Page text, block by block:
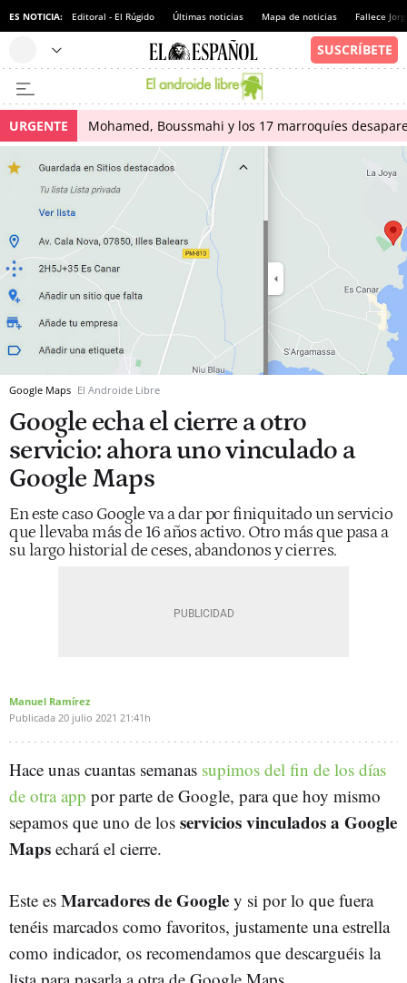
ES NOTICIA: Editoral - El Rúgido Últimas noticias Mapa de noticias Fallece
URGENTE Mohamed, Boussmahi y los 17 marroquíes
Google Maps El Androide Libre
Google echa el cierre a otro
servicio: ahora uno vinculado a
Google Maps
En este caso Google va a dar por finiquitado un servicio
que llevaba más de 16 años activo. Otro más que pasa a
su largo historial de ceses, abandonos y cierres.
Manuel Ramírez
Publicada 20 julio 2021 21:41h
Hace unas cuantas semanas supimos del fin de los días
de otra app por parte de Google, para que hoy mismo
sepamos que uno de los servicios vinculados a Google
Maps echará el cierre.
Este es Marcadores de Google y si por lo que fuera
tenéis marcados como favoritos, justamente una estrella
como indicador, os recomendamos que descarguéis la